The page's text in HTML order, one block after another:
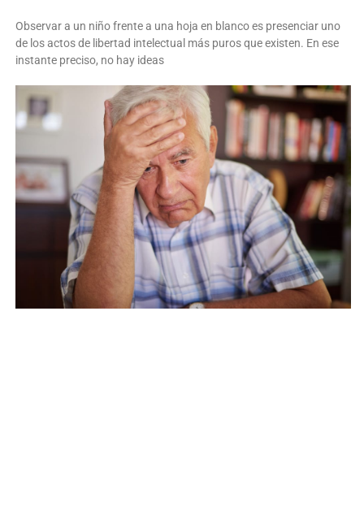
Observar a un niño frente a una hoja en blanco es presenciar uno
de los actos de libertad intelectual más puros que existen. En ese
instante preciso, no hay ideas